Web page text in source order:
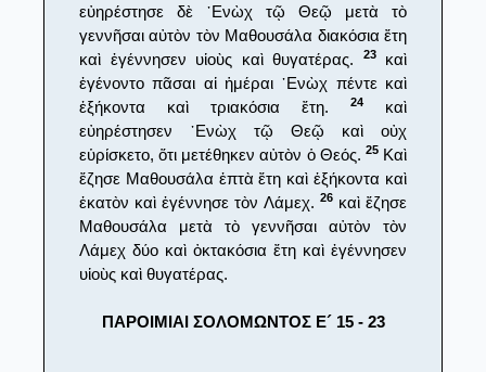
εὐηρέστησε δὲ ᾿Ενὼχ τῷ Θεῷ μετὰ τὸ
γεννῆσαι αὐτὸν τὸν Μαθουσάλα διακόσια ἔτη
καὶ ἐγέννησεν υἱοὺς καὶ θυγατέρας.
23καὶ
ἐγένοντο πᾶσαι αἱ ἡμέραι ᾿Ενὼχ πέντε καὶ
ἑξήκοντα καὶ τριακόσια ἔτη.
24
καὶ
εὐηρέστησεν ᾿Ενὼχ τῷ Θεῷ καὶ οὐχ
εὑρίσκετο, ὅτι μετέθηκεν αὐτὸν ὁ Θεός. 25Καὶ
ἔζησε Μαθουσάλα ἑπτὰ ἔτη καὶ ἑξήκοντα καὶ
ἑκατὸν καὶ ἐγέννησε τὸν Λάμεχ. 26καὶ ἔζησε
Μαθουσάλα μετὰ τὸ γεννῆσαι αὐτὸν τὸν
Λάμεχ δύο καὶ ὀκτακόσια ἔτη καὶ ἐγέννησεν
υἱοὺς καὶ θυγατέρας.
ΠΑΡΟΙΜΙΑΙ ΣΟΛΟΜΩΝΤΟΣ Ε´ 15 - 23